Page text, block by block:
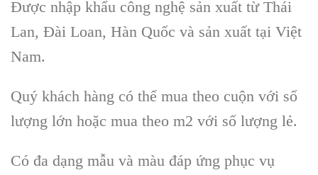
Được nhập khẩu công nghệ sản xuất từ Thái
Lan, Đài Loan, Hàn Quốc và sản xuất tại Việt
Nam.
Quý khách hàng có thể mua theo cuộn với số
lượng lớn hoặc mua theo m2 với số lượng lẻ.
Có đa dạng mẫu và màu đáp ứng phục vụ